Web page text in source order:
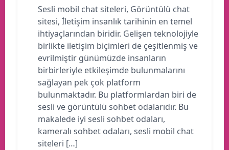
Sesli mobil chat siteleri, Görüntülü chat
sitesi, İletişim insanlık tarihinin en temel
ihtiyaçlarından biridir. Gelişen teknolojiyle
birlikte iletişim biçimleri de çeşitlenmiş ve
evrilmiştir günümüzde insanların
birbirleriyle etkileşimde bulunmalarını
sağlayan pek çok platform
bulunmaktadır. Bu platformlardan biri de
sesli ve görüntülü sohbet odalarıdır. Bu
makalede iyi sesli sohbet odaları,
kameralı sohbet odaları, sesli mobil chat
siteleri […]